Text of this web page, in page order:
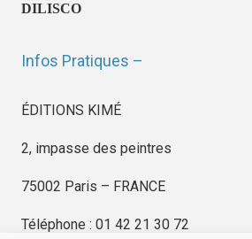
DILISCO
Infos Pratiques –
ÉDITIONS KIMÉ
2, impasse des peintres
75002 Paris – FRANCE
Téléphone : 01 42 21 30 72